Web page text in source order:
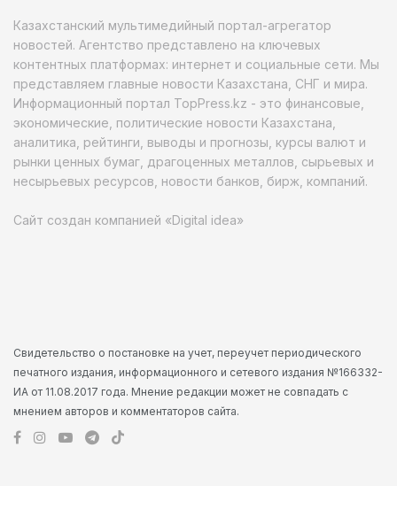
Казахстанский мультимедийный портал-агрегатор
новостей. Агентство представлено на ключевых
контентных платформах: интернет и социальные сети. Мы
представляем главные новости Казахстана, СНГ и мира.
Информационный портал TopPress.kz - это финансовые,
экономические, политические новости Казахстана,
аналитика, рейтинги, выводы и прогнозы, курсы валют и
рынки ценных бумаг, драгоценных металлов, сырьевых и
несырьевых ресурсов, новости банков, бирж, компаний.
Сайт создан компанией «Digital idea»
Свидетельство о постановке на учет, переучет периодического
печатного издания, информационного и сетевого издания №166332-
ИА от 11.08.2017 года. Мнение редакции может не совпадать с
мнением авторов и комментаторов сайта.